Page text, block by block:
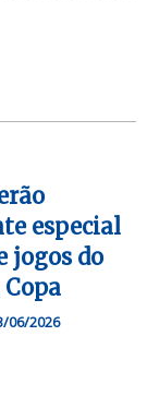
especial
jogos do
06/2026